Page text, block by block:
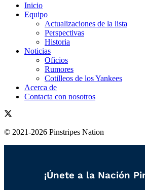
Inicio
Equipo
Actualizaciones de la lista
Perspectivas
Historia
Noticias
Oficios
Rumores
Cotilleos de los Yankees
Acerca de
Contacta con nosotros
© 2021-2026 Pinstripes Nation
¡Únete a la Nación